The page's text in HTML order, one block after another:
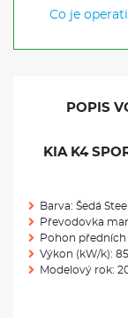
Co je
POPIS
KIA K4
Barva: Šedá Steel
Převodovka
Pohon předních
Výkon (kW/k):
Modelový rok: